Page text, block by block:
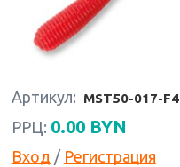
Артикул: MST50-017-F4
РРЦ: 0.00BYN
Вход / Регистрация